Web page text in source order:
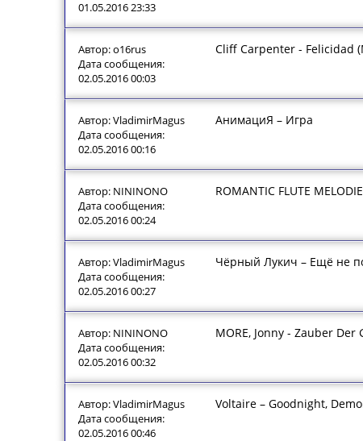
01.05.2016 23:33
Автор: o16rus
Дата сообщения:
02.05.2016 00:03
Cliff Carpenter - Felicidad
Автор: VladimirMagus
Дата сообщения:
02.05.2016 00:16
АнимациЯ – Игра
Автор: NININONO
Дата сообщения:
02.05.2016 00:24
ROMANTIC FLUTE
Автор: VladimirMagus
Дата сообщения:
02.05.2016 00:27
Чёрный Лукич – Ещё не
Автор: NININONO
Дата сообщения:
02.05.2016 00:32
MORE, Jonny - Zauber Der
Автор: VladimirMagus
Дата сообщения:
02.05.2016 00:46
Voltaire – Goodnight,